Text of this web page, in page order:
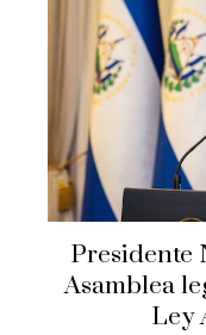
Presidente
Asamblea
Ley